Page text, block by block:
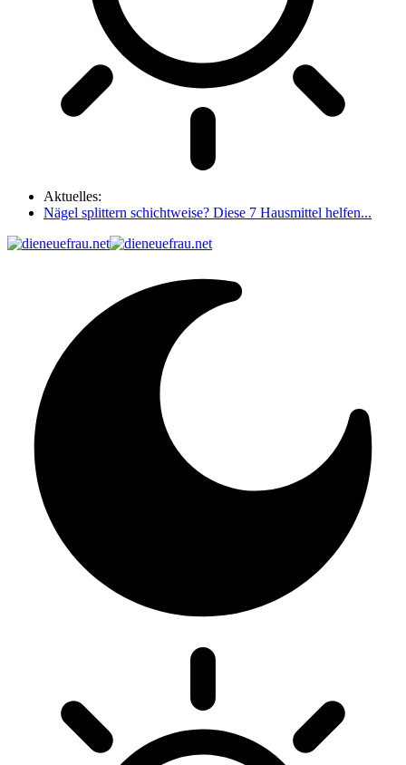
Aktuelles:
Nägel splittern schichtweise? Diese 7 Hausmittel helfen...